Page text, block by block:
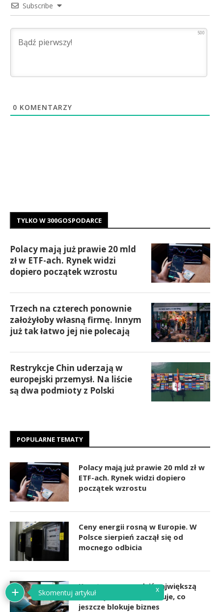
Subscribe
500
0 KOMENTARZY
TYLKO W 300GOSPODARCE
Polacy mają już prawie 20 mld
zł w ETF-ach. Rynek widzi
dopiero początek wzrostu
Trzech na czterech ponownie
założyłoby własną firmę. Innym
już tak łatwo jej nie polecają
Restrykcje Chin uderzają w
europejski przemysł. Na liście
są dwa podmioty z Polski
POPULARNE TEMATY
Polacy mają już prawie 20 mld zł w
ETF-ach. Rynek widzi dopiero
początek wzrostu
Ceny energii rosną w Europie. W
Polsce sierpień zaczął się od
mocnego odbicia
Koszty pracy są dziś największą
barierą firm. PIE pokazuje, co
jeszcze blokuje biznes